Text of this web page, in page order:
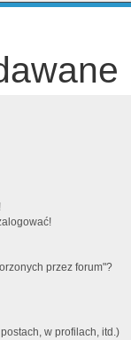
przez forum"?
w profilach, itd.)